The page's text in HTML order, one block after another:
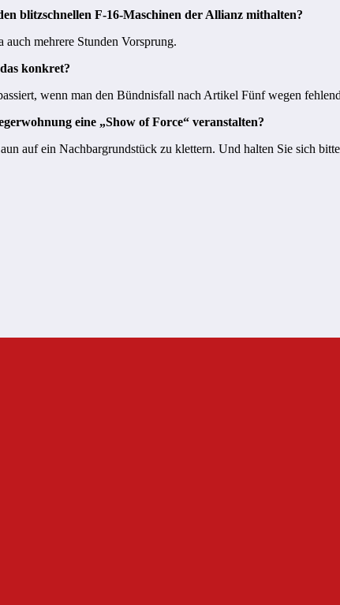
blitzschnellen F-16-Maschinen der Allianz mithalten?
mehrere Stunden Vorsprung.
konkret?
wenn man den Bündnisfall nach Artikel Fünf wegen
eine „Show of Force“ veranstalten?
auf ein Nachbargrundstück zu klettern. Und halten Sie sich